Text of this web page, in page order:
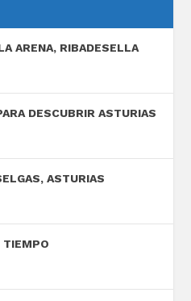
ARENA, RIBADESELLA
DESCUBRIR ASTURIAS
ASTURIAS
TIEMPO